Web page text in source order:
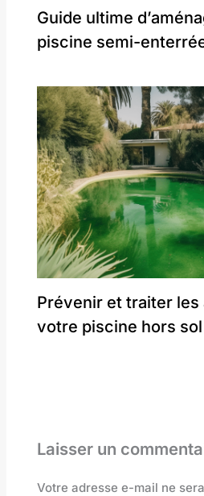
Guide ultime
piscine semi-
Prévenir et traiter les
votre piscine hors sol
Laisser un
Votre adresse e-mail ne